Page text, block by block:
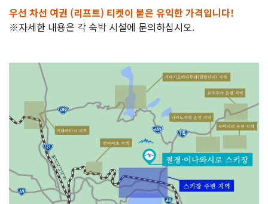
우선 차선 여권 (리프트) 티켓이 붙은 유익한 가격입니다!
※자세한 내용은 각 숙박 시설에 문의하십시오.